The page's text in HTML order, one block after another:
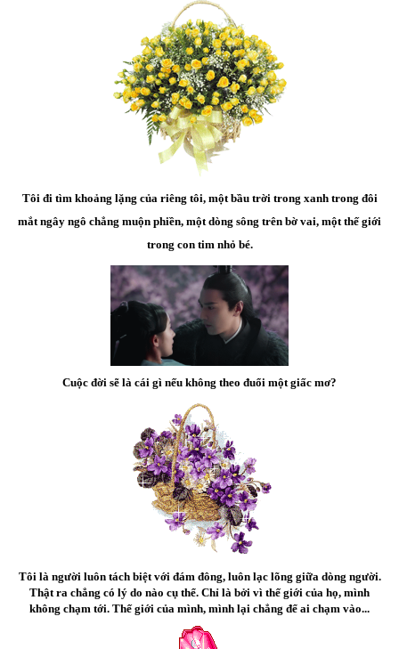
Tôi đi tìm khoảng lặng của riêng tôi, một bầu trời trong xanh trong đôi
mắt ngây ngô chẳng muộn phiền, một dòng sông trên bờ vai, một thế giới
trong con tim nhỏ bé.
Cuộc đời sẽ là cái gì nếu không theo đuổi một giấc mơ?
Tôi là người luôn tách biệt với đám đông, luôn lạc lõng giữa dòng người.
Thật ra chẳng có lý do nào cụ thể. Chỉ là bởi vì thế giới của họ, mình
không chạm tới. Thế giới của mình, mình lại chẳng để ai chạm vào...